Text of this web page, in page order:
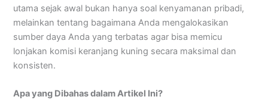
utama sejak awal bukan hanya soal kenyamanan pribadi,
melainkan tentang bagaimana Anda mengalokasikan
sumber daya Anda yang terbatas agar bisa memicu
lonjakan komisi keranjang kuning secara maksimal dan
konsisten.
Apa yang Dibahas dalam Artikel Ini?